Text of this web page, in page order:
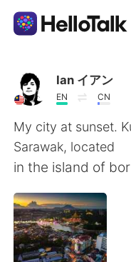
AI Grammar
Türkçe
English
繁體中文
Ian イアン
EN CN
My city at sunset.
Sarawak, located
in the island of